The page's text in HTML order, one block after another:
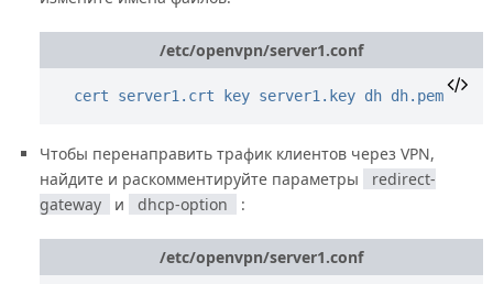
/etc/openvpn/server1.conf
cert server1.crt key server1.key dh dh.pem
Чтобы перенаправить трафик клиентов через VPN,
найдите и раскомментируйте параметры
redirect-
gateway
и dhcp-option :
/etc/openvpn/server1.conf